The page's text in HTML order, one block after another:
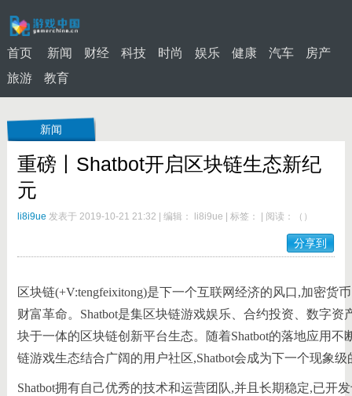
首页 新闻 财经 科技 时尚 娱乐 健康 汽车
房产
旅游
教育
新闻
重磅丨Shatbot开启区块链生态新纪
元
li8i9ue 发表于 2019-10-21 21:32 编辑： li8i9ue 标签： 阅读： （ ）
分享到
区块链(+V:tengfeixitong)是下一个互联网经济的风口,加密货
财富革命。Shatbot是集区块链游戏娱乐、合约投资、数字资
块于一体的区块链创新平台生态。随着Shatbot的落地应用不
链游戏生态结合广阔的用户社区,Shatbot会成为下一个现象
Shatbot拥有自己优秀的技术和运营团队,并且长期稳定,已开